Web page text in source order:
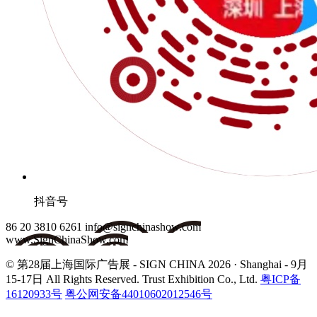
抖音号
86 20 3810 6261 info@signchinashow.com
www.SignChinaShow.com
© 第28届上海国际广告展 - SIGN CHINA 2026 · Shanghai - 9月
15-17日 All Rights Reserved. Trust Exhibition Co., Ltd. 粤ICP备
16120933号 粤公网安备44010602012546号